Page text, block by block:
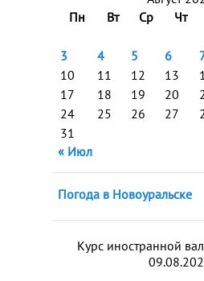
Пн
Вт Ср Чт
3
4 5 6
10
11 12 13
17
18 19 20
24
25 26 27
31
« Июл
Погода в Новоуральске
Курс иностранной